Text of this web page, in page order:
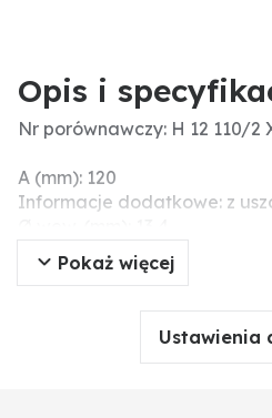
Opis i
Nr porównawczy: H 12 110/2
A (mm): 120
Informacje dodatkowe: z
H (mm): 248
C (mm): 56
Pokaż więcej
Ustawienia